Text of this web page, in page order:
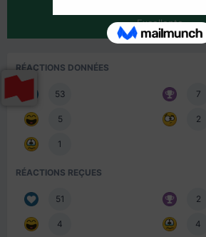
Excellente
RÉACTIONS DONNÉES
53 7
5 2
1
RÉACTIONS REÇUES
51 2
4 4